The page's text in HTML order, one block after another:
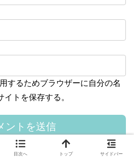
するためブラウザーに自分の名
トを保存する。
目次へ トップ サイドバー